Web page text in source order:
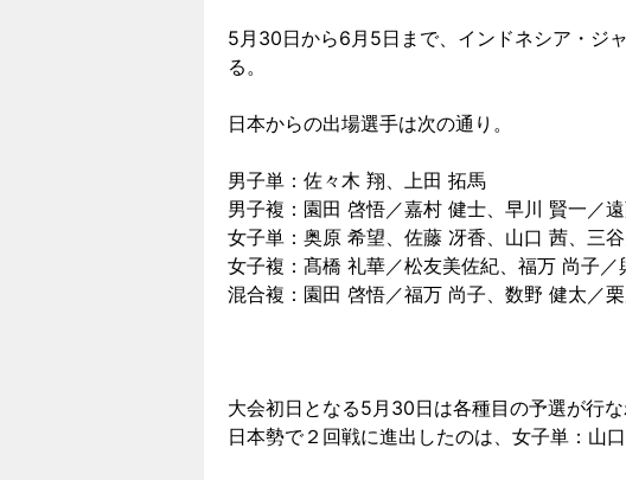
5月30日から6月5日まで、インドネシア・ジ
る。
日本からの出場選手は次の通り。
男子単：佐々木 翔、上田 拓馬
男子複：園田 啓悟／嘉村 健士、早川 賢一／
女子単：奥原 希望、佐藤 冴香、山口 茜、三
女子複：髙橋 礼華／松友美佐紀、福万 尚子
混合複：園田 啓悟／福万 尚子、数野 健太／
大会初日となる5月30日は各種目の予選が行
日本勢で２回戦に進出したのは、女子単：山